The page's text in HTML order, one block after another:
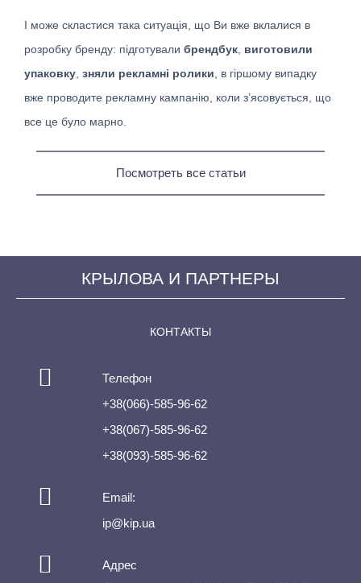
І може скластися така ситуація, що Ви вже вклалися в
розробку бренду: підготували брендбук виготовили
упаковку зняли рекламні ролики , в гіршому випадку
вже проводите рекламну кампанію, коли з’ясовується, що
все це було марно.
Посмотреть все статьи
КРЫЛОВА И ПАРТНЕРЫ
КОНТАКТЫ
Телефон
+38(066)-585-96-62
+38(067)-585-96-62
+38(093)-585-96-62
Email:
ip@kip.ua
Адрес